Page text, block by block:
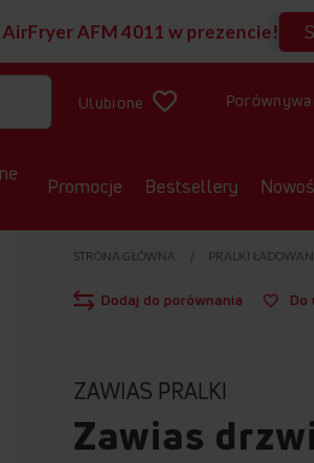
AirFryer AFM 4011 w prezencie!
Ulubione
Promocje Bestsellery
STRONA GŁÓWNA PRALKI
Dodaj do porównania Do
ZAWIAS PRALKI
Zawias